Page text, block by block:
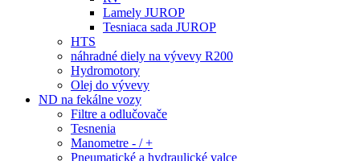
Lamely JUROP
Tesniaca sada JUROP
HTS
náhradné diely na vývevy R200
Hydromotory
Olej do vývevy
ND na fekálne vozy
Filtre a odlučovače
Tesnenia
Manometre - / +
Pneumatické a hydraulické valce